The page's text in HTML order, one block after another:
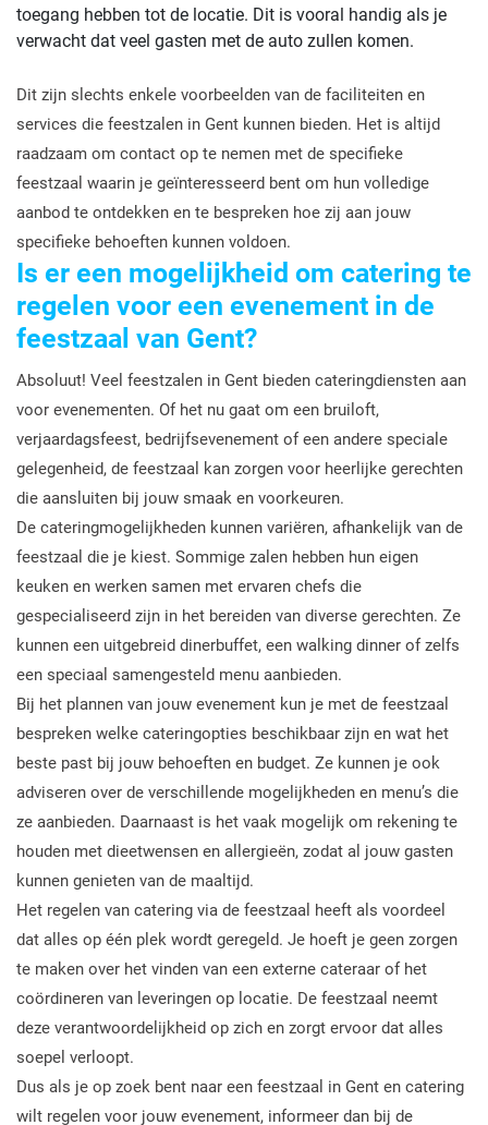
toegang hebben tot de locatie. Dit is vooral handig als je
verwacht dat veel gasten met de auto zullen komen.
Dit zijn slechts enkele voorbeelden van de faciliteiten en
services die feestzalen in Gent kunnen bieden. Het is altijd
raadzaam om contact op te nemen met de specifieke
feestzaal waarin je geïnteresseerd bent om hun volledige
aanbod te ontdekken en te bespreken hoe zij aan jouw
specifieke behoeften kunnen voldoen.
Is er een mogelijkheid om catering te
regelen voor een evenement in de
feestzaal van Gent?
Absoluut! Veel feestzalen in Gent bieden cateringdiensten aan
voor evenementen. Of het nu gaat om een bruiloft,
verjaardagsfeest, bedrijfsevenement of een andere speciale
gelegenheid, de feestzaal kan zorgen voor heerlijke gerechten
die aansluiten bij jouw smaak en voorkeuren.
De cateringmogelijkheden kunnen variëren, afhankelijk van de
feestzaal die je kiest. Sommige zalen hebben hun eigen
keuken en werken samen met ervaren chefs die
gespecialiseerd zijn in het bereiden van diverse gerechten. Ze
kunnen een uitgebreid dinerbuffet, een walking dinner of zelfs
een speciaal samengesteld menu aanbieden.
Bij het plannen van jouw evenement kun je met de feestzaal
bespreken welke cateringopties beschikbaar zijn en wat het
beste past bij jouw behoeften en budget. Ze kunnen je ook
adviseren over de verschillende mogelijkheden en menu’s die
ze aanbieden. Daarnaast is het vaak mogelijk om rekening te
houden met dieetwensen en allergieën, zodat al jouw gasten
kunnen genieten van de maaltijd.
Het regelen van catering via de feestzaal heeft als voordeel
dat alles op één plek wordt geregeld. Je hoeft je geen zorgen
te maken over het vinden van een externe cateraar of het
coördineren van leveringen op locatie. De feestzaal neemt
deze verantwoordelijkheid op zich en zorgt ervoor dat alles
soepel verloopt.
Dus als je op zoek bent naar een feestzaal in Gent en catering
wilt regelen voor jouw evenement, informeer dan bij de